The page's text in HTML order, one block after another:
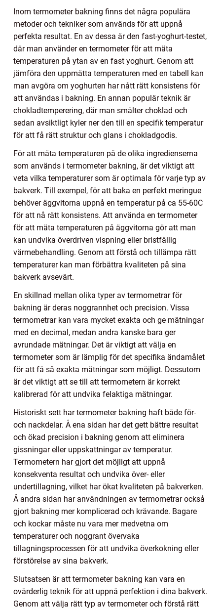
Inom termometer bakning finns det några populära
metoder och tekniker som används för att uppnå
perfekta resultat. En av dessa är den fast-yoghurt-testet,
där man använder en termometer för att mäta
temperaturen på ytan av en fast yoghurt. Genom att
jämföra den uppmätta temperaturen med en tabell kan
man avgöra om yoghurten har nått rätt konsistens för
att användas i bakning. En annan populär teknik är
chokladtemperering, där man smälter choklad och
sedan avsiktligt kyler ner den till en specifik temperatur
för att få rätt struktur och glans i chokladgodis.
För att mäta temperaturen på de olika ingredienserna
som används i termometer bakning, är det viktigt att
veta vilka temperaturer som är optimala för varje typ av
bakverk. Till exempel, för att baka en perfekt meringue
behöver äggvitorna uppnå en temperatur på ca 55-60C
för att nå rätt konsistens. Att använda en termometer
för att mäta temperaturen på äggvitorna gör att man
kan undvika överdriven vispning eller bristfällig
värmebehandling. Genom att förstå och tillämpa rätt
temperaturer kan man förbättra kvaliteten på sina
bakverk avsevärt.
En skillnad mellan olika typer av termometrar för
bakning är deras noggrannhet och precision. Vissa
termometrar kan vara mycket exakta och ge mätningar
med en decimal, medan andra kanske bara ger
avrundade mätningar. Det är viktigt att välja en
termometer som är lämplig för det specifika ändamålet
för att få så exakta mätningar som möjligt. Dessutom
är det viktigt att se till att termometern är korrekt
kalibrerad för att undvika felaktiga mätningar.
Historiskt sett har termometer bakning haft både för-
och nackdelar. Å ena sidan har det gett bättre resultat
och ökad precision i bakning genom att eliminera
gissningar eller uppskattningar av temperatur.
Termometern har gjort det möjligt att uppnå
konsekventa resultat och undvika över- eller
undertillagning, vilket har ökat kvaliteten på bakverken.
Å andra sidan har användningen av termometrar också
gjort bakning mer komplicerad och krävande. Bagare
och kockar måste nu vara mer medvetna om
temperaturer och noggrant övervaka
tillagningsprocessen för att undvika överkokning eller
förstörelse av sina bakverk.
Slutsatsen är att termometer bakning kan vara en
ovärderlig teknik för att uppnå perfektion i dina bakverk.
Genom att välja rätt typ av termometer och förstå rätt